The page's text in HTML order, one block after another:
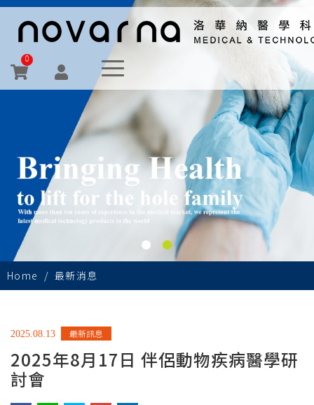
0
Home 最新消息
2025.08.13 最新訊息
2025年8月17日 伴侶動物疾病醫學研
討會